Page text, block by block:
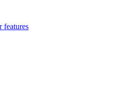
features